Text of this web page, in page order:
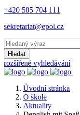
+420 585 704 111
sekretariat@epol.cz
Hledat
rozšířené vyhledávání
Úvodní stránka
O škole
Aktuality